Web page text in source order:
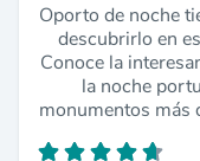
Oporto de noche
descubrirlo en
Conoce la
la noche
monumentos más